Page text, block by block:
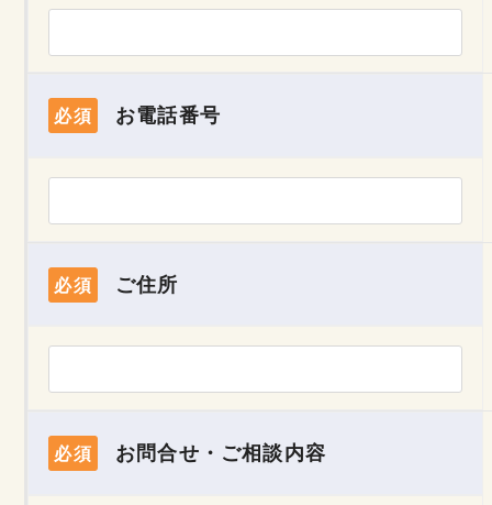
必須 お電話番号
必須 ご住所
必須 お問合せ・ご相談内容